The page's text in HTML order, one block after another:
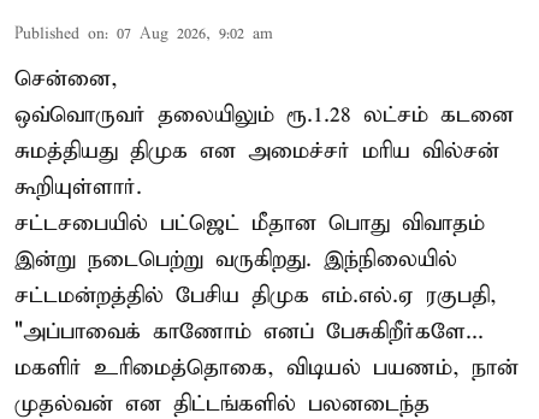
Published on: 07 Aug 2026, 9:02 am
சென்னை,
ஒவ்வொருவர் தலையிலும் ரூ.1.28 லட்சம் கடனை
சுமத்தியது திமுக என அமைச்சர் மரிய வில்சன்
கூறியுள்ளார்.
சட்டசபையில் பட்ஜெட் மீதான பொது விவாதம்
இன்று நடைபெற்று வருகிறது. இந்நிலையில்
சட்டமன்றத்தில் பேசிய திமுக எம்.எல்.ஏ ரகுபதி,
"அப்பாவைக் காணோம் எனப் பேசுகிறீர்களே...
மகளிர் உரிமைத்தொகை, விடியல் பயணம், நான்
முதல்வன் என திட்டங்களில் பலனடைந்த